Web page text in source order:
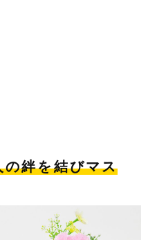
絆を結びマス